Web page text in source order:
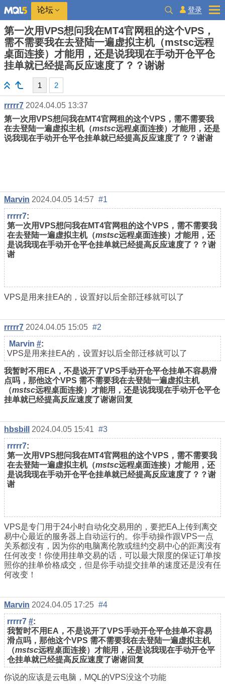
论坛 登录
第一次用VPS想问我在MT4官网租的这个VPS，
需不需要我在去登陆一遍虚拟主机（mstsc远程
桌面连接）才能用，还是说我现在手动开仓平仓
挂单就已经提高反应速度了？？谢谢
1 2
rrrrr7 2024.04.05 13:37
第一次用VPS想问我在MT4官网租的这个VPS，需不需要我
在去登陆一遍虚拟主机（mstsc远程桌面连接）才能用，还是
说我现在手动开仓平仓挂单就已经提高反应速度了？？谢谢
Marvin 2024.04.05 14:57 #1
rrrrr7:
第一次用VPS想问我在MT4官网租的这个VPS，需不需要我
在去登陆一遍虚拟主机（mstsc远程桌面连接）才能用，还
是说我现在手动开仓平仓挂单就已经提高反应速度了？？谢
谢
VPS是用来挂EA的，设置好以后全部迁移就可以了
rrrrr7 2024.04.05 15:05 #2
Marvin #:
VPS是用来挂EA的，设置好以后全部迁移就可以了
我暂时不用EA，不是说开了VPS手动开仓平仓挂单不容易滑
点吗，那他这个VPS 需不需要我在去登陆一遍虚拟主机
（mstsc远程桌面连接）才能用，还是说我现在手动开仓平仓
挂单就已经提高反应速度了谢谢回复
hbsbill 2024.04.05 15:41 #3
rrrrr7:
第一次用VPS想问我在MT4官网租的这个VPS，需不需要我
在去登陆一遍虚拟主机（mstsc远程桌面连接）才能用，还
是说我现在手动开仓平仓挂单就已经提高反应速度了？？谢
谢
VPS是专门用于24小时自动化交易用的，要把EA上传到离交
易中心最近的服务器上自动运行的。你手动操作跟VPS一点
关系都没有，因为你的电脑离伦敦或纽约交易中心的距离没有
任何改变！你使用挂单交易的话，可以最大限度的保证订单按
照你的挂单价格成交，但是你手动提交挂单的速度还是没有任
何改变！
Marvin 2024.04.05 17:25 #4
rrrrr7 #:
我暂时不用EA，不是说开了VPS手动开仓平仓挂单不容易
滑点吗，那他这个VPS 需不需要我在去登陆一遍虚拟主机
（mstsc远程桌面连接）才能用，还是说我现在手动开仓平
仓挂单就已经提高反应速度了谢谢回复
你说的应该是云电脑，MQL的VPS没这个功能